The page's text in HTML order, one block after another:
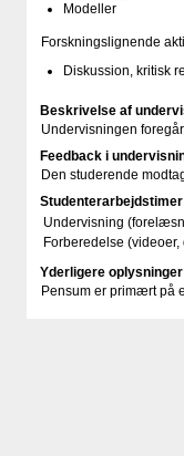
Modeller
Forskningslignende
Diskussion, kritisk
Beskrivelse af
Undervisningen
Feedback i
Den studerende
Studenterarbejdstimer
Undervisning
Forberedelse
Yderligere oplysninger
Pensum er primært på